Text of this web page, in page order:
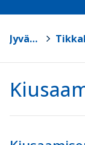
Jyväskylä >